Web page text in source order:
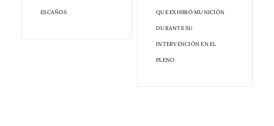
ESCAÑOS QUE EXHIBIÓ MUNICIÓN
DURANTE SU
INTERVENCIÓN EN EL
PLENO